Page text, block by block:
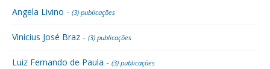
Angela Livino - (3) publicações
Vinicius José Braz - (3) publicações
Luiz Fernando de Paula - (3) publicações